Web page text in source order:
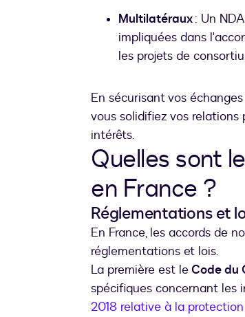
Multilatéraux: Un
impliquées dans
les projets de
En sécurisant vos
vous solidifiez vos relations
intérêts.
Quelles sont
en France ?
Réglementations et
En France, les accords de
réglementations et lois.
La première est leCode du
spécifiques concernant les
2018 relative à la